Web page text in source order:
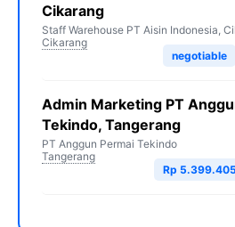
Cikarang
Staff Warehouse PT Aisin Indonesia,
Cikarang
negotiable
Admin Marketing PT
Tekindo, Tangerang
PT Anggun Permai Tekindo
Tangerang
Rp 5.399.405